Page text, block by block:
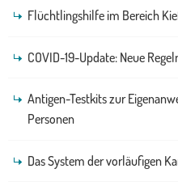
Flüchtlingshilfe im Bereich
COVID-19-Update: Neue
Antigen-Testkits zur
Personen
Das System der vorläufigen